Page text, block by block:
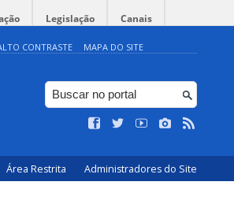
Legislação Canais
CONTRASTE MAPA DO SITE
Área Restrita Administradores do Site